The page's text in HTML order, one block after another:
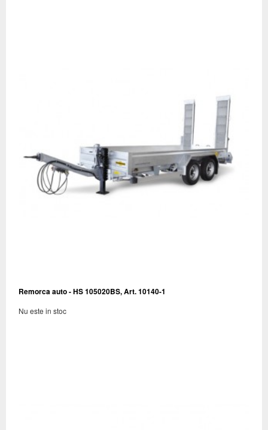
Remorca auto - HS 105020BS, Art. 10140-1
Nu este in stoc